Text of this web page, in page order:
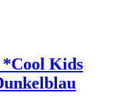
*Cool Kids